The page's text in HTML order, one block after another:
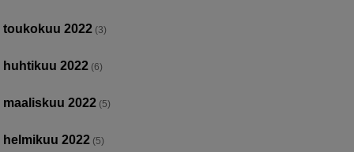
toukokuu 2022 (3)
huhtikuu 2022 (6)
maaliskuu 2022 (5)
helmikuu 2022 (5)